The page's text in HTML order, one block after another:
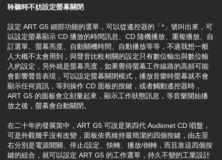
聆聽時不妨設定螢幕關閉
設定 ART G5 細部功能的選單，可以從遙控器的「*」號叫出來，可
以設定螢幕顯示 CD 播放的時間訊息、CD 隨機播放、重複播放、自
訂選單、螢幕亮度、自動關機時間、自動播放等等，不過我想一般
人大概不太會用到，與聲音比較相關的設定只有數位輸出與數位輸
入的設定，另外就是螢幕亮度，如果覺得螢幕工作線路的高頻可能
會影響聲音表現，可以設定螢幕關閉模式，播放音樂時螢幕就不會
顯示任何資訊，等到操作 CD 面板的按鍵，或者觸動遙控器時，
ART G5 的面板會立刻量起來，顯示工作狀態訊息，等音樂開始播
放之後，螢幕會自動關閉。
在二十年的發展當中，ART G5 可說是第四代 Audionet CD 唱盤，
可是外觀幾乎沒有改變，面板依舊維持最簡潔的四個按鍵，由左至
右分別是電源開關、停止/設定、快轉、播放/倒轉，而且靠這四個按
鍵的組合，就可以設定 ART G5 的工作選單，持久不變的工業設計